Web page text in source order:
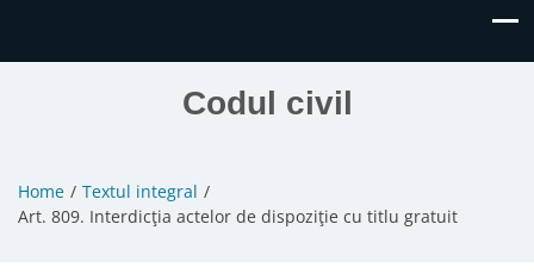
Codul civil
Home
Textul integral
Art. 809. Interdicţia actelor de dispoziţie cu titlu gratuit